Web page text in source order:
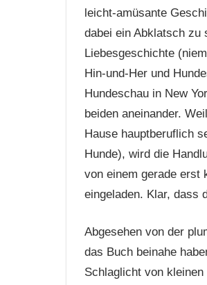
leicht-amüsante
dabei ein Abklatsch zu
Liebesgeschichte
Hin-und-Her und
Hundeschau in New
beiden aneinander.
Hause hauptberuflich
Hunde), wird die
von einem gerade erst
eingeladen. Klar, dass
Abgesehen von der
das Buch beinahe
Schlaglicht von